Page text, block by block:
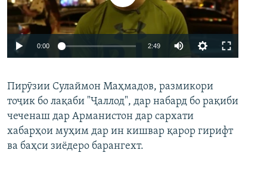
Auto 240p 360p 480p
720p 1080p
0:00 2:49
360p
480p
Пирӯзии Сулаймон Маҳмадов, размикори
тоҷик бо лақаби "Ҷаллод", дар набард бо рақиби
чеченаш дар Арманистон дар сархати
хабарҳои муҳим дар ин кишвар қарор гирифт
ва баҳси зиёдеро барангехт.